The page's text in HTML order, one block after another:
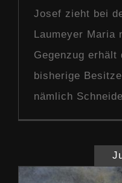
Josef zieht bei
Laumeyer Maria
Gegenzug erhält
bisherige
nämlich